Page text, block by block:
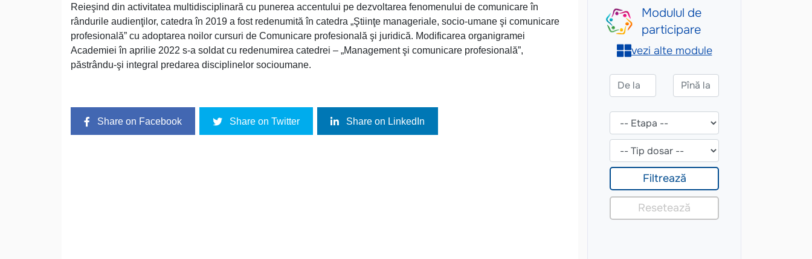
Reieşind din activitatea multidisciplinară cu punerea accentului pe dezvoltarea fenomenului de comunicare în
rândurile audienţilor, catedra în 2019 a fost redenumită în catedra „Ştiinţe manageriale, socio-umane şi comunicare
profesională” cu adoptarea noilor cursuri de Comunicare profesională şi juridică. Modificarea organigramei
Academiei în aprilie 2022 s-a soldat cu redenumirea catedrei – „Management şi comunicare profesională”,
păstrându-şi integral predarea disciplinelor socioumane.
Share on Facebook Share on Twitter Share on LinkedIn